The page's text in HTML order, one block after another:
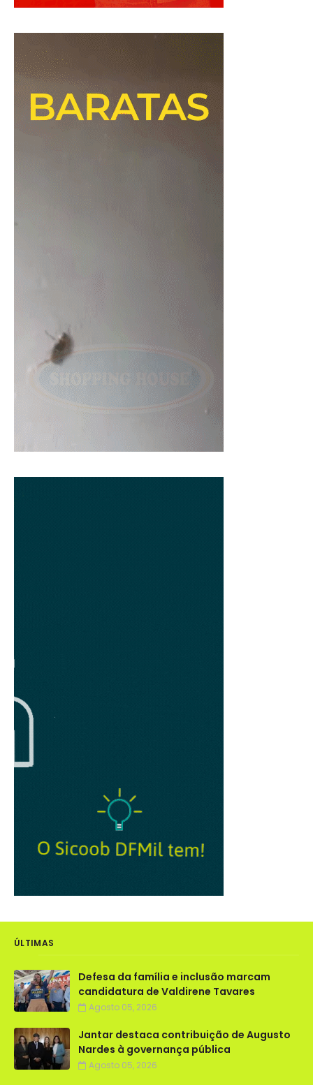
ÚLTIMAS
Defesa da família e inclusão marcam
candidatura de Valdirene Tavares
Agosto 05, 2026
Jantar destaca contribuição de Augusto
Nardes à governança pública
Agosto 05, 2026